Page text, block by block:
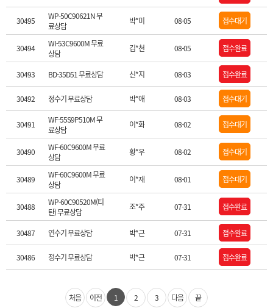
30495
WP-50C90621N 무
료상담
박*미 08-05 접수대기
30494
WI-53C9600M 무료
상담
김*천 08-05 접수완료
30493 BD-35D51 무료상담 신*지 08-03 접수완료
30492 정수기 무료상담 박*애 08-03 접수대기
30491
WF-55S9P510M 무
료상담
이*화 08-02 접수대기
30490
WF-60C9600M 무료
상담
황*우 08-02 접수대기
30489
WF-60C9600M 무료
상담
이*재 08-01 접수대기
30488
WP-60C90520M(티
탄) 무료상담
조*주 07-31 접수완료
30487 연수기 무료상담 박*근 07-31 접수완료
30486 정수기 무료상담 박*근 07-31 접수완료
처음 이전 1 2 3 다음 끝